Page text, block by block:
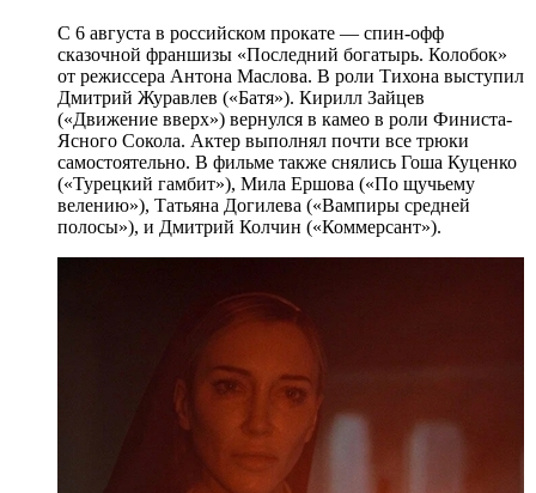
С 6 августа в российском прокате — спин-офф
сказочной франшизы «Последний богатырь. Колобок»
от режиссера Антона Маслова. В роли Тихона выступил
Дмитрий Журавлев («Батя»). Кирилл Зайцев
(«Движение вверх») вернулся в камео в роли Финиста-
Ясного Сокола. Актер выполнял почти все трюки
самостоятельно. В фильме также снялись Гоша Куценко
(«Турецкий гамбит»), Мила Ершова («По щучьему
велению»), Татьяна Догилева («Вампиры средней
полосы»), и Дмитрий Колчин («Коммерсант»).